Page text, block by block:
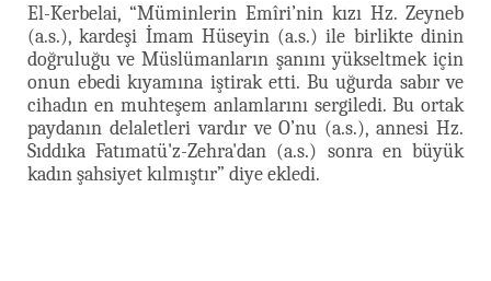
El-Kerbelai, “Müminlerin Emîri’nin kızı Hz. Zeyneb
(a.s.), kardeşi İmam Hüseyin (a.s.) ile birlikte dinin
doğruluğu ve Müslümanların şanını yükseltmek için
onun ebedi kıyamına iştirak etti. Bu uğurda sabır ve
cihadın en muhteşem anlamlarını sergiledi. Bu ortak
paydanın delaletleri vardır ve O’nu (a.s.), annesi Hz.
Sıddıka Fatımatü'z-Zehra'dan (a.s.) sonra en büyük
kadın şahsiyet kılmıştır” diye ekledi.